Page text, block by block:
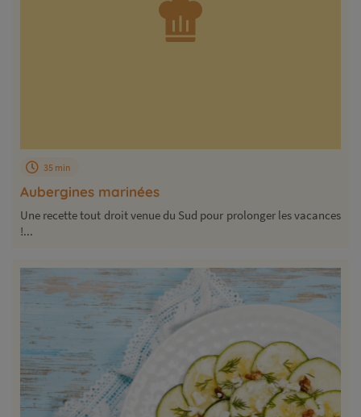
Aubergines marinées
35 min
Une recette tout droit venue du Sud pour prolonger les vacances
!...